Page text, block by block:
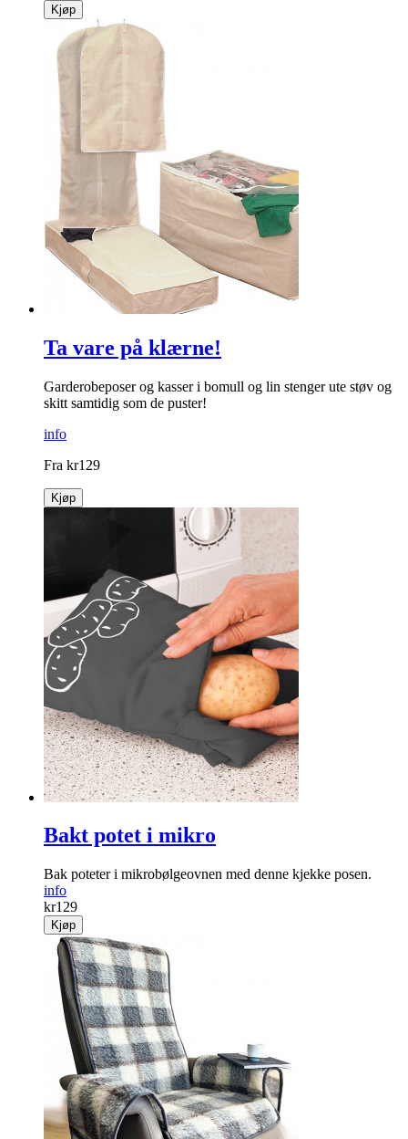
Kjøp
Ta vare på klærne!
Garderobeposer og kasser i bomull og lin stenger ute støv og
skitt samtidig som de puster!
info
Fra kr129
Kjøp
Bakt potet i mikro
Bak poteter i mikrobølgeovnen med denne kjekke posen.
info
kr129
Kjøp